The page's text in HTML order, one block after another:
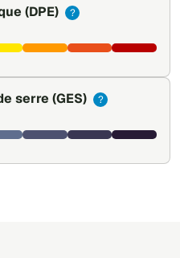
(DPE) ?
serre (GES) ?